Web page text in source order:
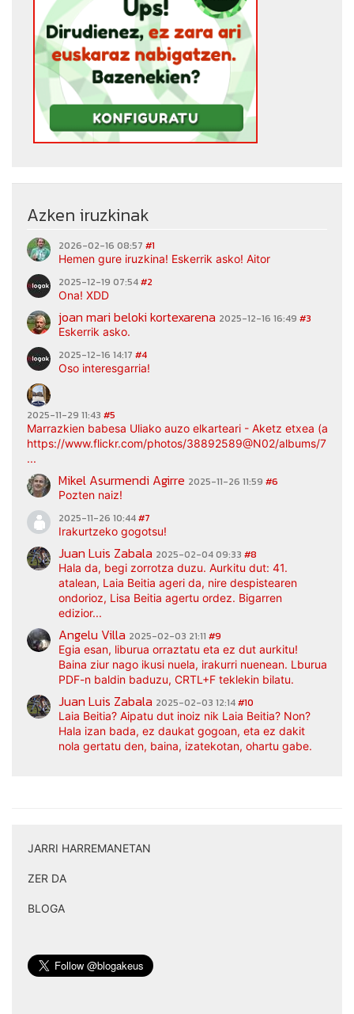
Azken iruzkinak
2026-02-16 08:57 #1
Hemen gure iruzkina! Eskerrik asko! Aitor
2025-12-19 07:54#2
Ona! XDD
joan mari beloki kortexarena 2025-12-16 16:49 #3
Eskerrik asko.
2025-12-16 14:17 #4
Oso interesgarria!
2025-11-29 11:43 #5
Marrazkien babesa Uliako auzo elkarteari - Aketz etxea
https://www.flickr.com/photos/38892589@N02/albums/
...
Mikel Asurmendi Agirre 2025-11-26 11:59 #6
Pozten naiz!
2025-11-26 10:44#7
Irakurtzeko gogotsu!
Juan Luis Zabala 2025-02-04 09:33 #8
Hala da, begi zorrotza duzu. Aurkitu dut: 41.
atalean, Laia Beitia ageri da, nire despistearen
ondorioz, Lisa Beitia agertu ordez. Bigarren
edizior...
Angelu Villa 2025-02-03 21:11 #9
Egia esan, liburua orraztatu eta ez dut aurkitu!
Baina ziur nago ikusi nuela, irakurri nuenean. Lburua
PDF-n baldin baduzu, CRTL+F teklekin bilatu.
Juan Luis Zabala 2025-02-03 12:14#10
Laia Beitia? Aipatu dut inoiz nik Laia Beitia? Non?
Hala izan bada, ez daukat gogoan, eta ez dakit
nola gertatu den, baina, izatekotan, ohartu gabe.
JARRI HARREMANETAN
ZER DA
BLOGA